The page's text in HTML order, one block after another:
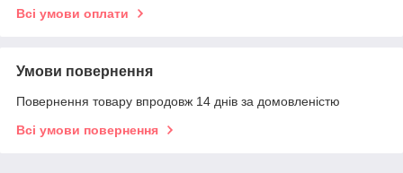
Всі умови оплати
Умови повернення
Повернення товару впродовж 14 днів за домовленістю
Всі умови повернення